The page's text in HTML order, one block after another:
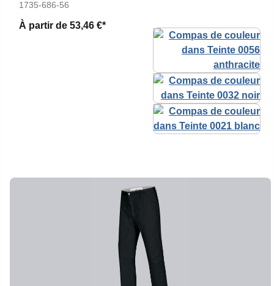
1735-686-56
À partir de 53,46 €*